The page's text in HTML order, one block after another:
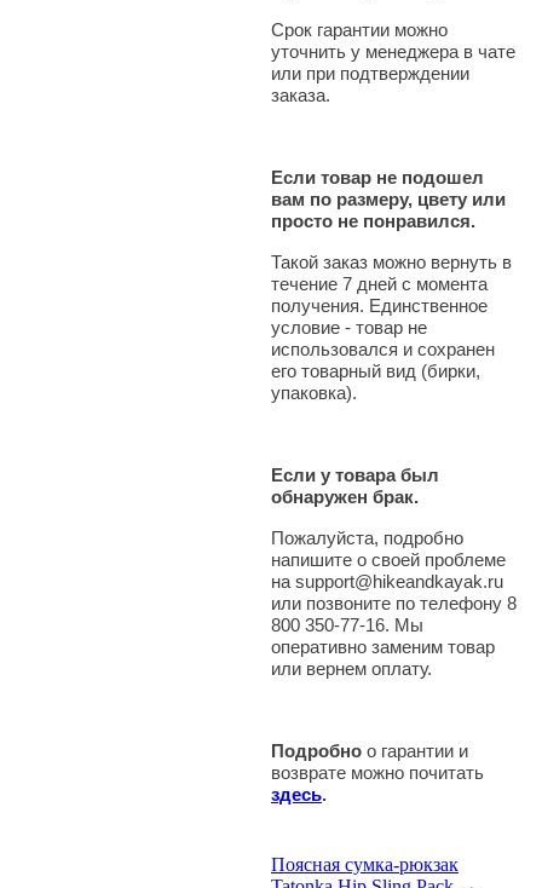
Срок гарантии можно
уточнить у менеджера в чате
или при подтверждении
заказа.
Если товар не подошел
вам по размеру, цвету или
просто не понравился.
Такой заказ можно вернуть в
течение 7 дней с момента
получения. Единственное
условие - товар не
использовался и сохранен
его товарный вид (бирки,
упаковка).
Если у товара был
обнаружен брак.
Пожалуйста, подробно
напишите о своей проблеме
на support@hikeandkayak.ru
или позвоните по телефону 8
800 350-77-16. Мы
оперативно заменим товар
или вернем оплату.
Подробно о гарантии и
возврате можно почитать
здесь.
Поясная сумка-рюкзак